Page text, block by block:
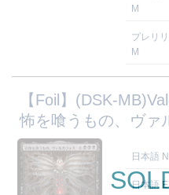
M
プレリ
M
【Foil】(DSK-
怖を喰うもの、ヴァ
日本語
日本語